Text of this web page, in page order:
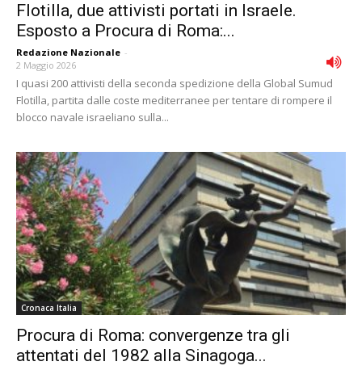
Flotilla, due attivisti portati in Israele.
Esposto a Procura di Roma:...
Redazione Nazionale -
2 Maggio 2026
I quasi 200 attivisti della seconda spedizione della Global Sumud
Flotilla, partita dalle coste mediterranee per tentare di rompere il
blocco navale israeliano sulla...
Cronaca Italia
Procura di Roma: convergenze tra gli
attentati del 1982 alla Sinagoga...